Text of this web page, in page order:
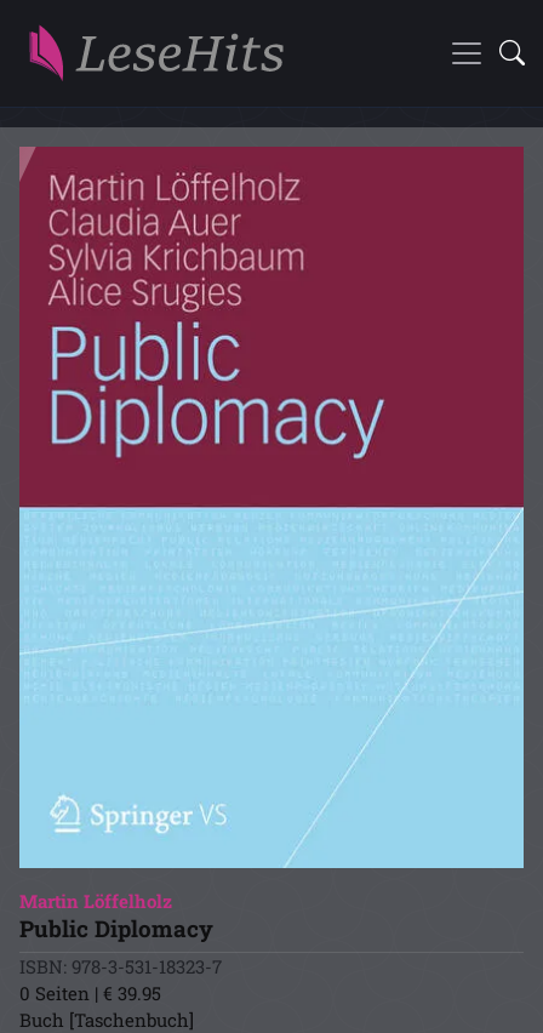
Martin Löffelholz
Public Diplomacy
ISBN: 978-3-531-18323-7
0 Seiten | € 39.95
Buch [Taschenbuch]